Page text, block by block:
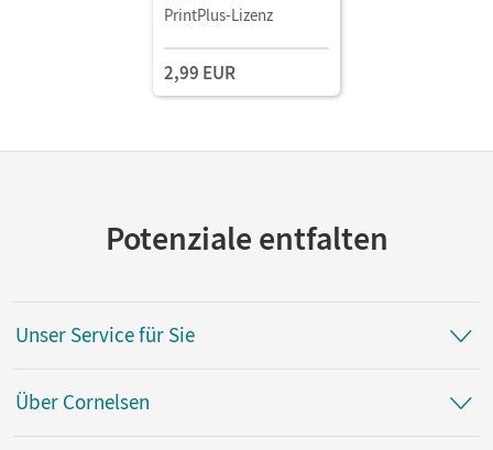
PrintPlus-Lizenz
2,99 EUR
Potenziale entfalten
Unser Service für Sie
Über Cornelsen